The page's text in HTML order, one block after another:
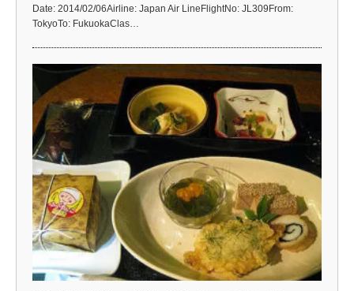
Date: 2014/02/06Airline: Japan Air LineFlightNo: JL309From:
TokyoTo: FukuokaClas…